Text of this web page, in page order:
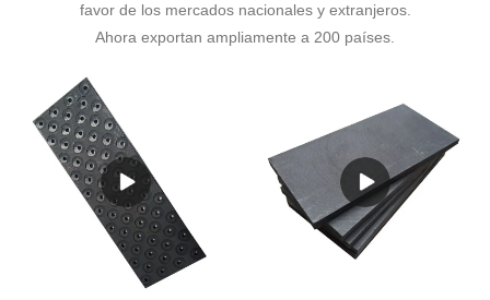
favor de los mercados nacionales y extranjeros.
Ahora exportan ampliamente a 200 países.